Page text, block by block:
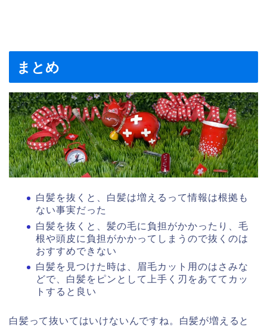
まとめ
白髪を抜くと、白髪は増えるって情報は根拠も
ない事実だった
白髪を抜くと、髪の毛に負担がかかったり、毛
根や頭皮に負担がかかってしまうので抜くのは
おすすめできない
白髪を見つけた時は、眉毛カット用のはさみな
どで、白髪をピンとして上手く刃をあててカッ
トすると良い
白髪って抜いてはいけないんですね。白髪が増えると